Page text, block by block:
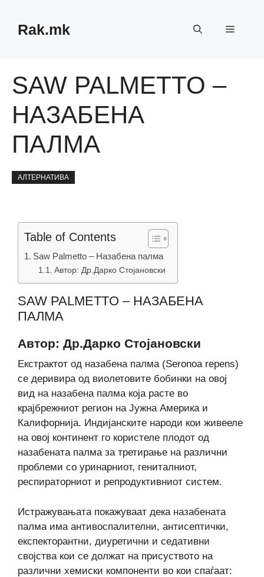
contentRak.mk Menu
SAW PALMETTO –
НАЗАБЕНА
ПАЛМА
АЛТЕРНАТИВА
Table of Contents
Saw Palmetto – Назабена палма
Автор: Др.Дарко Стојановски
SAW PALMETTO – НАЗАБЕНА
ПАЛМА
Автор: Др.Дарко Стојановски
Екстрактот од назабена палма (Seronoa repens)
се деривира од виолетовите бобинки на овој
вид на назабена палма која расте во
крајбрежниот регион на Јужна Америка и
Калифорнија. Индијанските народи кои живееле
на овој континент го користеле плодот од
назабената палма за третирање на различни
проблеми со уринарниот, гениталниот,
респираторниот и репродуктивниот систем.
Истражувањата покажуваат дека назабената
палма има антивоспалителни, антисептички,
експекторантни, диуретични и седативни
својства кои се должат на присуството на
различни хемиски компоненти во кои спаѓаат: